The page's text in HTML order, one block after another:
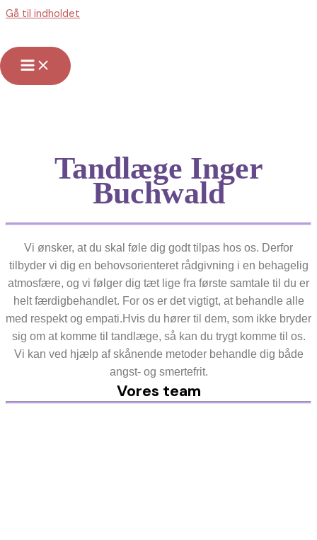
Gå til indholdet
Tandlæge Inger
Tandlæge Inger
Buchwald
Vi ønsker, at du skal føle dig godt tilpas hos os. Derfor
tilbyder vi dig en behovsorienteret rådgivning i en behagelig
atmosfære, og vi følger dig tæt lige fra første samtale til du er
helt færdigbehandlet. For os er det vigtigt, at behandle alle
med respekt og empati.Hvis du hører til dem, som ikke bryder
sig om at komme til tandlæge, så kan du trygt komme til os.
Vi kan ved hjælp af skånende metoder behandle dig både
angst- og smertefrit.
Vores team